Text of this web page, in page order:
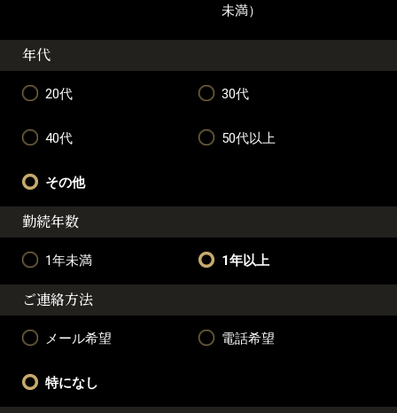
未満）
年代
20代 30代
40代 50代以上
その他
勤続年数
1年未満 1年以上
ご連絡方法
メール希望 電話希望
特になし